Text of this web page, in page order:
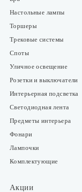
Настольные лампы
Торшеры
Трековые системы
Споты
Уличное освещение
Розетки и выключатели
Интерьерная подсветка
Светодиодная лента
Предметы интерьера
Фонари
Лампочки
Комплектующие
Акции